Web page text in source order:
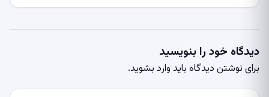
دیدگاه خود را بنویسید
برای نوشتن دیدگاه باید وارد بشوید.